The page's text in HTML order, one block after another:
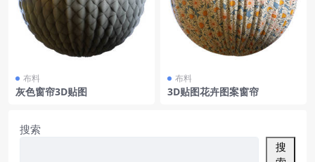
布料
灰色窗帘3D贴图
布料
3D贴图花卉图案窗帘
搜索
搜